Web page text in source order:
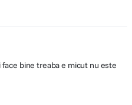
bine treaba e micut nu este